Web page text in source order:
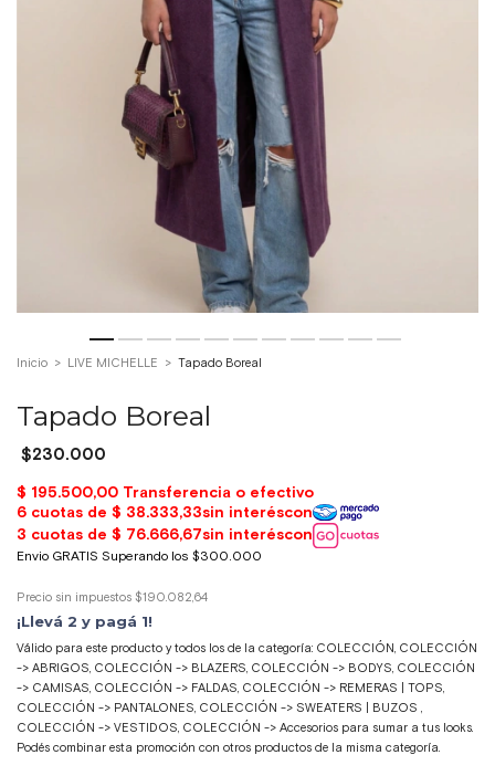
Inicio > LIVE MICHELLE > Tapado Boreal
Tapado Boreal
$230.000
Precio sin impuestos $190.082,64
¡Llevá 2 y pagá 1!
Válido para este producto y todos los de la categoría: COLECCIÓN, COLECCIÓN
-> ABRIGOS, COLECCIÓN -> BLAZERS, COLECCIÓN -> BODYS, COLECCIÓN
-> CAMISAS, COLECCIÓN -> FALDAS, COLECCIÓN -> REMERAS | TOPS,
COLECCIÓN -> PANTALONES, COLECCIÓN -> SWEATERS | BUZOS ,
COLECCIÓN -> VESTIDOS, COLECCIÓN -> Accesorios para sumar a tus looks.
Podés combinar esta promoción con otros productos de la misma categoría.